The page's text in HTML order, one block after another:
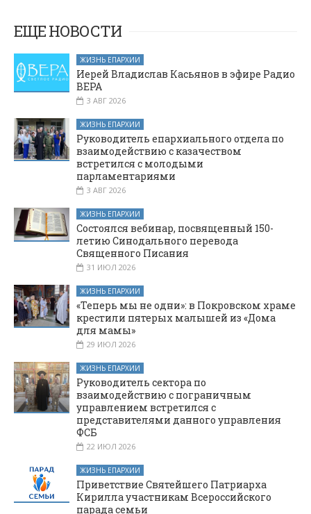
посвященной
премьере
спектакля
«Преступление и
наказание»
ЕЩЕ НОВОСТИ
ЖИЗНЬ ЕПАРХИИ
Иерей Владислав Касьянов в эфире Радио
ВЕРА
3 АВГ 2026
ЖИЗНЬ ЕПАРХИИ
Руководитель епархиального отдела по
взаимодействию с казачеством
встретился с молодыми
парламентариями
3 АВГ 2026
ЖИЗНЬ ЕПАРХИИ
Состоялся вебинар, посвященный 150-
летию Синодального перевода
Священного Писания
31 ИЮЛ 2026
ЖИЗНЬ ЕПАРХИИ
«Теперь мы не одни»: в Покровском храме
крестили пятерых малышей из «Дома
для мамы»
29 ИЮЛ 2026
ЖИЗНЬ ЕПАРХИИ
Руководитель сектора по
взаимодействию с пограничным
управлением встретился с
представителями данного управления
ФСБ
22 ИЮЛ 2026
ЖИЗНЬ ЕПАРХИИ
Приветствие Святейшего Патриарха
Кирилла участникам Всероссийского
парада семьи